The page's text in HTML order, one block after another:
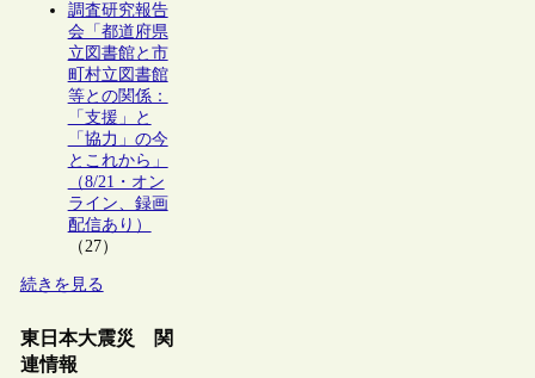
調査研究報告
会「都道府県
立図書館と市
町村立図書館
等との関係：
「支援」と
「協力」の今
とこれから」
（8/21・オン
ライン、録画
配信あり）
（27）
続きを見る
東日本大震災 関
連情報